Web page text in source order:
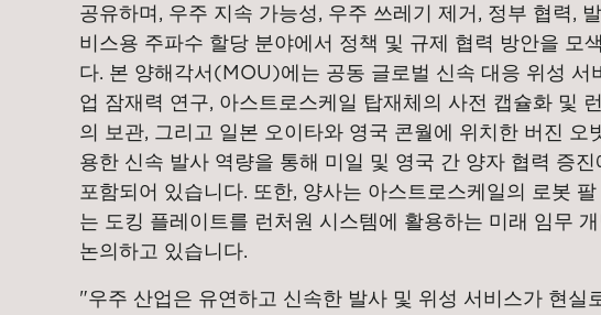
공유하며, 우주 지속 가능성, 우주 쓰레기 제거, 정부 협력,
비스용 주파수 할당 분야에서 정책 및 규제 협력 방안을 모
다. 본 양해각서(MOU)에는 공동 글로벌 신속 대응 위성 서
업 잠재력 연구, 아스트로스케일 탑재체의 사전 캡슐화 및
의 보관, 그리고 일본 오이타와 영국 콘월에 위치한 버진 오
용한 신속 발사 역량을 통해 미일 및 영국 간 양자 협력 증진
포함되어 있습니다. 또한, 양사는 아스트로스케일의 로봇
는 도킹 플레이트를 런처원 시스템에 활용하는 미래 임무
논의하고 있습니다.
"우주 산업은 유연하고 신속한 발사 및 위성 서비스가 현실